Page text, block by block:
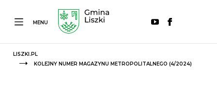
MENU
LISZKI.PL
KOLEJNY NUMER MAGAZYNU METROPOLITALNEGO (4/2024)